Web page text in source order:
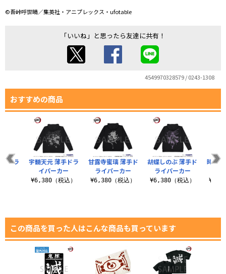
©吾峠呼世晴／集英社・アニプレックス・ufotable
「いいね」と思ったら友達に共有！
4549970328579 / 0243-1308
おすすめの商品
甘露寺蜜璃 薄手ド
ライパーカー
¥6,380（税込）
胡蝶しのぶ 薄手ド
ライパーカー
¥6,380（税込）
時透
ドラ
宇髄天元 薄手ドラ
イパーカー
¥6,380（税込）
この商品を買った人はこんな商品も買っています